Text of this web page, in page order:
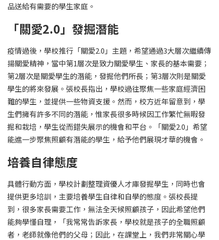
品送給有需要的學生家庭。
「關愛2.0」發掘潛能
疫情過後，學校推行「關愛2.0」主題，希望通過3大層次繼續傳
揚關愛精神，當中第1層次是致力關愛學生、家長的基本需要；
第2層次是關愛學生的潛能，發掘他們所長；第3層次則是關愛
學生的將來發展。張校長指出，學校過往聚焦一些家庭經濟困
難的學生，並提供一些物資支援。然而，校方近年留意到，學
生們擁有許多不同的潛能，惟家長很多時候因工作繁忙無暇發
掘和栽培，學生從而錯失展示的機會和平台。「關愛2.0」希望
能進一步聚焦照顧有潛能的學生，給予他們展現才華的機會。
培養自律態度
具體行動方面，學校計劃整理資優人才庫發掘學生，同時也會
提供更多培訓，主要培養學生自律和自學的態度。張校長提
到，很多家長需要工作，無法全天候照顧孩子，因此希望他們
能夠學懂自理，「我常常告訴家長，學校就是孩子的全職照顧
者，老師就像他們的父母；因此，在課堂上，我們非常關心學